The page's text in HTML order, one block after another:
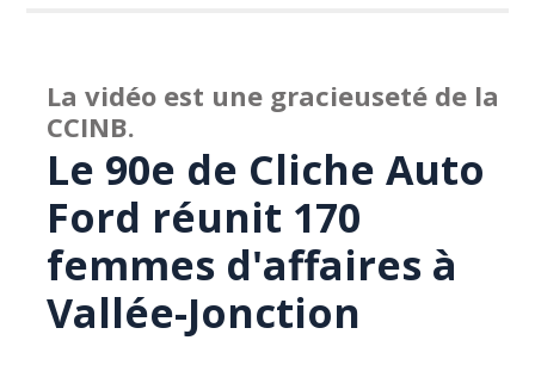
La vidéo est une gracieuseté de la
CCINB.
Le 90e de Cliche Auto
Ford réunit 170
femmes d'affaires à
Vallée-Jonction